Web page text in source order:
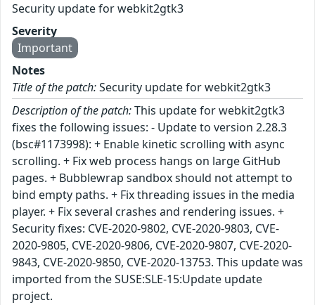
Security update for webkit2gtk3
Severity
Important
Notes
Title of the patch:Security update for webkit2gtk3
Description of the patch:This update for webkit2gtk3
fixes the following issues: - Update to version 2.28.3
(bsc#1173998): + Enable kinetic scrolling with async
scrolling. + Fix web process hangs on large GitHub
pages. + Bubblewrap sandbox should not attempt to
bind empty paths. + Fix threading issues in the media
player. + Fix several crashes and rendering issues. +
Security fixes: CVE-2020-9802, CVE-2020-9803, CVE-
2020-9805, CVE-2020-9806, CVE-2020-9807, CVE-2020-
9843, CVE-2020-9850, CVE-2020-13753. This update was
imported from the SUSE:SLE-15:Update update
project.